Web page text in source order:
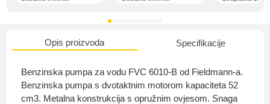
Opis proizvoda Specifikacije
Benzinska pumpa za vodu FVC 6010-B od Fieldmann-a.
Benzinska pumpa s dvotaktnim motorom kapaciteta 52
cm3. Metalna konstrukcija s opružnim ovjesom. Snaga
O nama